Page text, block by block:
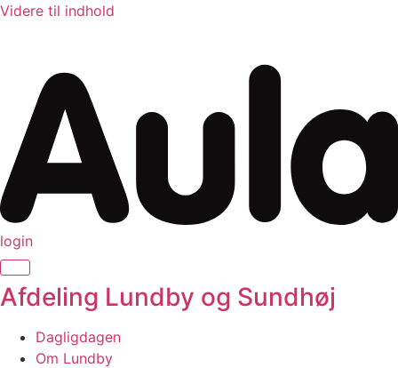
Videre til indhold
login
Afdeling Lundby og Sundhøj
Dagligdagen
Om Lundby